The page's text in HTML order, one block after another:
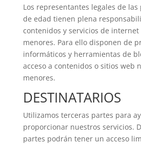
Los representantes legales de
de edad tienen plena
contenidos y servicios de
menores. Para ello disponen de
informáticos y herramientas de
acceso a contenidos o sitios web
menores.
DESTINATARIOS
Utilizamos terceras partes para
proporcionar nuestros servicios.
partes podrán tener un acceso